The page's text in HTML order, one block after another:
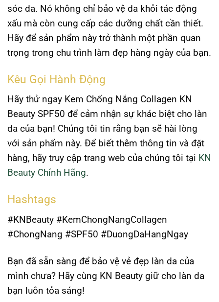
sóc da. Nó không chỉ bảo vệ da khỏi tác động
xấu mà còn cung cấp các dưỡng chất cần thiết.
Hãy để sản phẩm này trở thành một phần quan
trọng trong chu trình làm đẹp hàng ngày của bạn.
Kêu Gọi Hành Động
Hãy thử ngay Kem Chống Nắng Collagen KN
Beauty SPF50 để cảm nhận sự khác biệt cho làn
da của bạn! Chúng tôi tin rằng bạn sẽ hài lòng
với sản phẩm này. Để biết thêm thông tin và đặt
hàng, hãy truy cập trang web của chúng tôi tại KN
Beauty Chính Hãng.
Hashtags
#KNBeauty #KemChongNangCollagen
#ChongNang #SPF50 #DuongDaHangNgay
Bạn đã sẵn sàng để bảo vệ vẻ đẹp làn da của
mình chưa? Hãy cùng KN Beauty giữ cho làn da
bạn luôn tỏa sáng!